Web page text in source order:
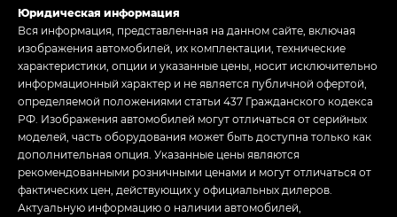
Юридическая информация
Вся информация, представленная на данном сайте, включая
изображения автомобилей, их комплектации, технические
характеристики, опции и указанные цены, носит исключительно
информационный характер и не является публичной офертой,
определяемой положениями статьи 437 Гражданского кодекса
РФ. Изображения автомобилей могут отличаться от серийных
моделей, часть оборудования может быть доступна только как
дополнительная опция. Указанные цены являются
рекомендованными розничными ценами и могут отличаться от
фактических цен, действующих у официальных дилеров.
Актуальную информацию о наличии автомобилей,